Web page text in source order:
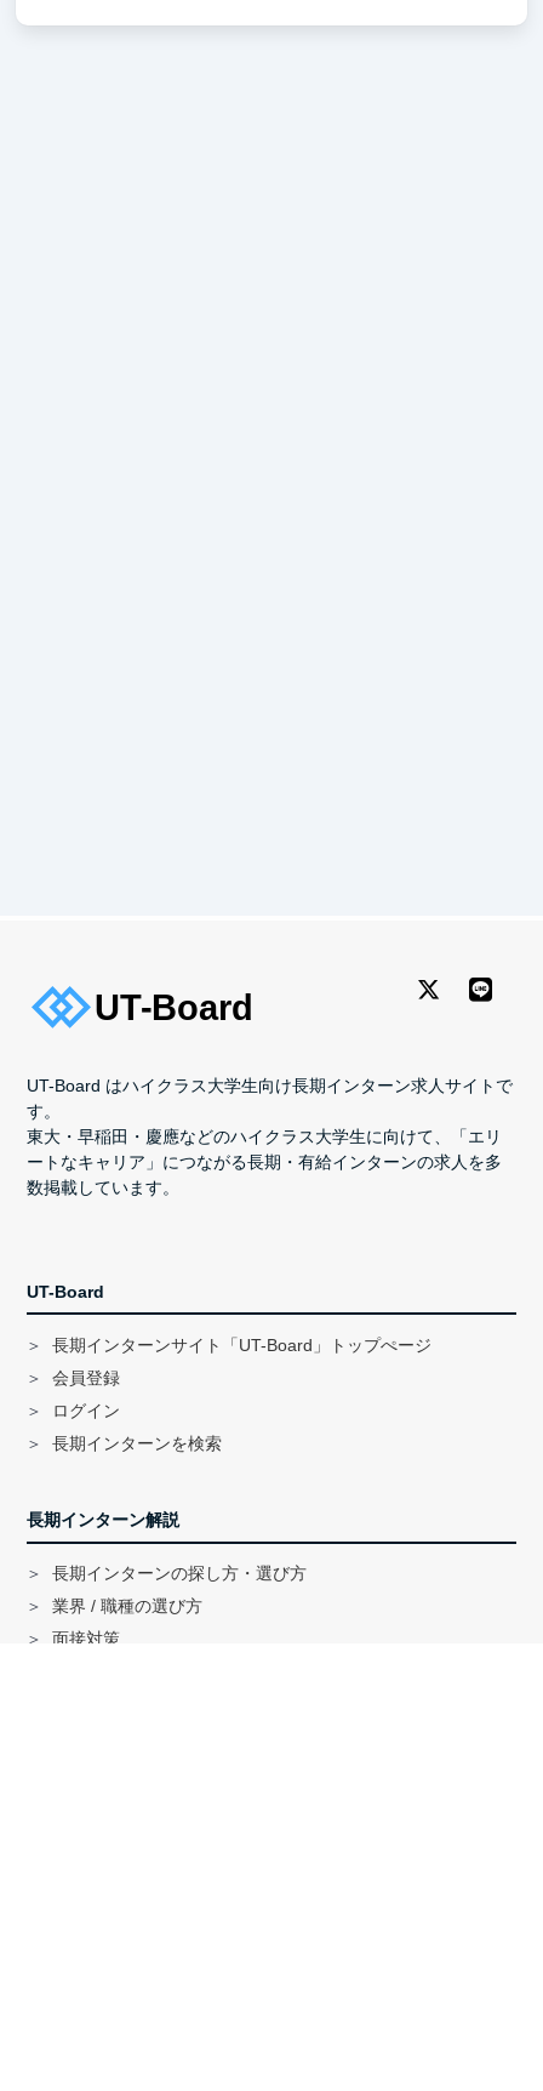
UT-Board はハイクラス大学生向け長期インターン求人サイトで
す。
東大・早稲田・慶應などのハイクラス大学生に向けて、「エリ
ートなキャリア」につながる長期・有給インターンの求人を多
数掲載しています。
UT-Board
長期インターンサイト「UT-Board」トップぺージ
会員登録
ログイン
長期インターンを検索
長期インターン解説
長期インターンの探し方・選び方
業界 / 職種の選び方
面接対策